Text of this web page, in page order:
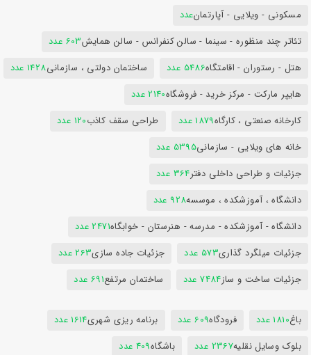
مسکونی - ویلایی - آپارتمانعدد
تئاتر چند منظوره - سینما - سالن کنفرانس - سالن همایش603 عدد
هتل - رستوران - اقامتگاه5486 عدد ساختمان دولتی ، سازمانی1428 عدد
هایپر مارکت - مرکز خرید - فروشگاه2140 عدد
کارخانه صنعتی ، کارگاه1879 عدد طراحی سقف کاذب120 عدد
خانه های ویلایی - سازمانی5395 عدد
جزئیات و طراحی داخلی دفتر364 عدد
دانشگاه ، آموزشکده ، موسسه928 عدد
دانشگاه - آموزشکده - مدرسه - هنرستان - خوابگاه2471 عدد
جزئیات میلگرد گذاری573 عدد جزئیات جاده سازی263 عدد
جزئیات ساخت و ساز7484 عدد ساختمان مرتفع691 عدد
باغ1810 عدد فرودگاه609 عدد برنامه ریزی شهری1614 عدد
بلوک وسایل نقلیه2367 عدد باشگاه409 عدد